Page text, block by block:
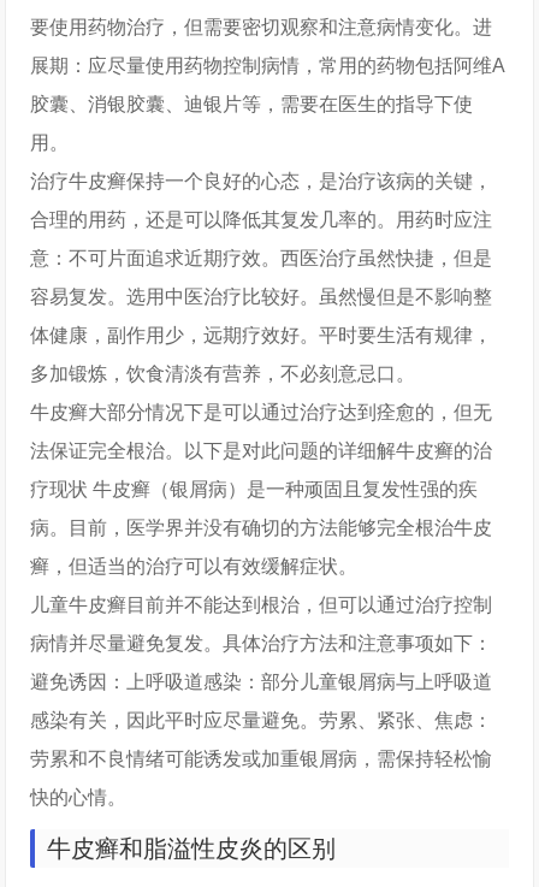
要使用药物治疗，但需要密切观察和注意病情变化。进
展期：应尽量使用药物控制病情，常用的药物包括阿维A
胶囊、消银胶囊、迪银片等，需要在医生的指导下使
用。
治疗牛皮癣保持一个良好的心态，是治疗该病的关键，
合理的用药，还是可以降低其复发几率的。用药时应注
意：不可片面追求近期疗效。西医治疗虽然快捷，但是
容易复发。选用中医治疗比较好。虽然慢但是不影响整
体健康，副作用少，远期疗效好。平时要生活有规律，
多加锻炼，饮食清淡有营养，不必刻意忌口。
牛皮癣大部分情况下是可以通过治疗达到痊愈的，但无
法保证完全根治。以下是对此问题的详细解牛皮癣的治
疗现状 牛皮癣（银屑病）是一种顽固且复发性强的疾
病。目前，医学界并没有确切的方法能够完全根治牛皮
癣，但适当的治疗可以有效缓解症状。
儿童牛皮癣目前并不能达到根治，但可以通过治疗控制
病情并尽量避免复发。具体治疗方法和注意事项如下：
避免诱因：上呼吸道感染：部分儿童银屑病与上呼吸道
感染有关，因此平时应尽量避免。劳累、紧张、焦虑：
劳累和不良情绪可能诱发或加重银屑病，需保持轻松愉
快的心情。
牛皮癣和脂溢性皮炎的区别